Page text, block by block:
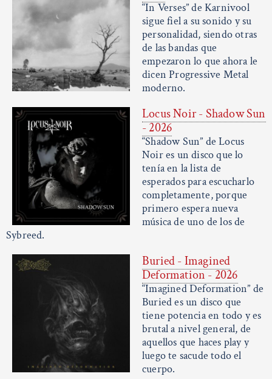
“In Verses” de Karnivool
sigue fiel a su sonido y su
personalidad, siendo otras
de las bandas que
empezaron lo que ahora le
dicen Progressive Metal
moderno.
Locus Noir - Shadow Sun
- 2026
“Shadow Sun” de Locus
Noir es un disco que lo
tenía en la lista de
esperados para escucharlo
completamente, porque
primero espera nueva
música de uno de los de
Sybreed.
Buried - Imagined
Deformation - 2026
“Imagined Deformation” de
Buried es un disco que
tiene potencia en todo y es
brutal a nivel general, de
aquellos que haces play y
luego te sacude todo el
cuerpo.